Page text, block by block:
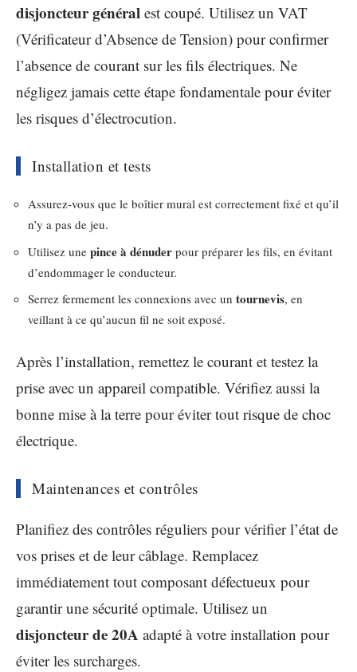
disjoncteur général est coupé. Utilisez un VAT
(Vérificateur d’Absence de Tension) pour confirmer
l’absence de courant sur les fils électriques. Ne
négligez jamais cette étape fondamentale pour éviter
les risques d’électrocution.
Installation et tests
Assurez-vous que le boîtier mural est correctement fixé et qu’il
n’y a pas de jeu.
Utilisez une pince à dénuder pour préparer les fils, en évitant
d’endommager le conducteur.
Serrez fermement les connexions avec un tournevis, en
veillant à ce qu’aucun fil ne soit exposé.
Après l’installation, remettez le courant et testez la
prise avec un appareil compatible. Vérifiez aussi la
bonne mise à la terre pour éviter tout risque de choc
électrique.
Maintenances et contrôles
Planifiez des contrôles réguliers pour vérifier l’état de
vos prises et de leur câblage. Remplacez
immédiatement tout composant défectueux pour
garantir une sécurité optimale. Utilisez un
disjoncteur de 20A adapté à votre installation pour
éviter les surcharges.